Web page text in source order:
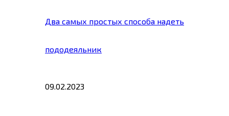
Два самых простых способа надеть
пододеяльник
09.02.2023